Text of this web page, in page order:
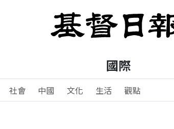
國際
社會 中國 文化 生活 觀點